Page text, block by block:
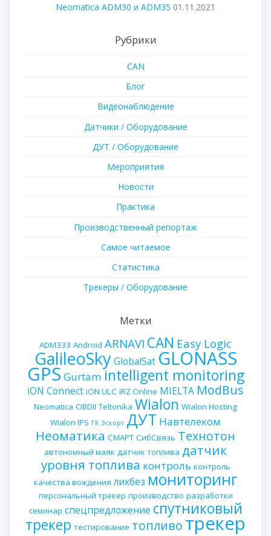
Neomatica ADM30 и ADM35 01.11.2021
Рубрики
CAN
Блог
Видеонаблюдение
Датчики / Оборудование
ДУТ / Оборудование
Мероприятия
Новости
Практика
Производственный репортаж
Самое читаемое
Статистика
Трекеры / Оборудование
Метки
ADM333 Android ARNAVI CAN Easy Logic
GalileoSky GlobalSat GLONASS
GPS Gurtamintelligent monitoring
iON Connect iON ULC iRZ Online MIELTA ModBus
Neomatica OBDII Teltonika Wialon Wialon Hosting
Wialon IPS ГК Эскорт ДУТ Навтелеком
Неоматика СМАРТ СибСвязь Технотон
автономный маяк датчик топлива датчик
уровня топлива контроль контроль
качества вождения ликбез мониторинг
персональный трекер производство разработки
семинар спецпредложение спутниковый
трекер тестирование топливо трекер